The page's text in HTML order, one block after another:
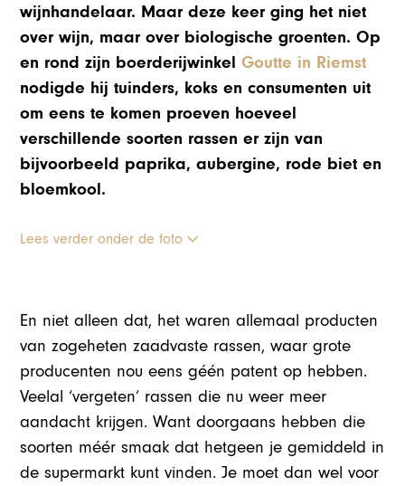
wijnhandelaar. Maar deze keer ging het niet
over wijn, maar over biologische groenten. Op
en rond zijn boerderijwinkelGoutte in Riemst
nodigde hij tuinders, koks en consumenten uit
om eens te komen proeven hoeveel
verschillende soorten rassen er zijn van
bijvoorbeeld paprika, aubergine, rode biet en
bloemkool.
Lees verder onder de foto
En niet alleen dat, het waren allemaal producten
van zogeheten zaadvaste rassen, waar grote
producenten nou eens géén patent op hebben.
Veelal ‘vergeten’ rassen die nu weer meer
aandacht krijgen. Want doorgaans hebben die
soorten méér smaak dat hetgeen je gemiddeld in
de supermarkt kunt vinden. Je moet dan wel voor